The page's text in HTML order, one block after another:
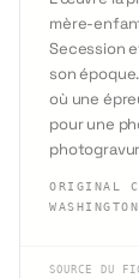
mère-
Secession
son
où une
pour une
ORIGINAL
SOURCE DU